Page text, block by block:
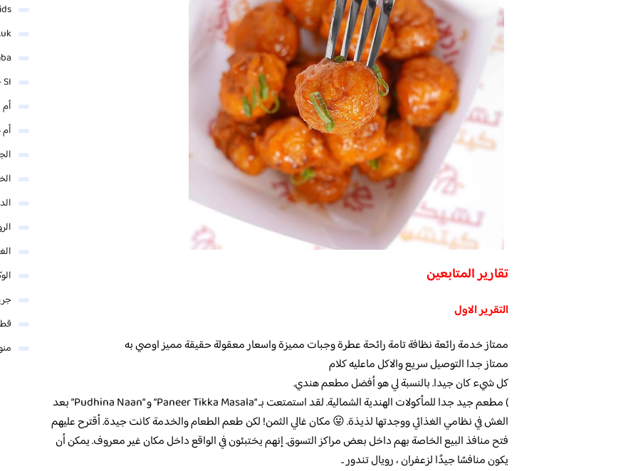
تقارير المتابعين
التقرير الاول
ممتاز خدمة رائعة نظافة تامة رائحة عطرة وجبات مميزة واسعار معقولة حقيقة مميز اوصي به
ممتاز جدا التوصيل سريع والاكل ماعليه كلام
كل شيء كان جيدا. بالنسبة لي هو أفضل مطعم هندي.
) مطعم جيد جدا للمأكولات الهندية الشمالية. لقد استمتعت بـ “Paneer Tikka Masala” و “Pudhina Naan” بعد
الغش في نظامي الغذائي ووجدتها لذيذة. 😛 مكان غالي الثمن! لكن طعم الطعام والخدمة كانت جيدة. أقترح عليهم
فتح منافذ البيع الخاصة بهم داخل بعض مراكز التسوق. إنهم يختبئون في الواقع داخل مكان غير معروف. يمكن أن
يكون منافسًا جيدًا لزعفران ، رويال تندور ..